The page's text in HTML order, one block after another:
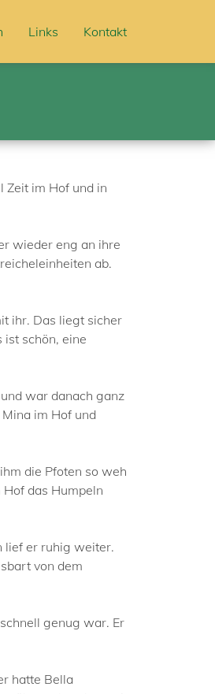
Links Kontakt
Zeit im Hof und in
wieder eng an ihre
ab.
ihr. Das liegt sicher
ist schön, eine
war danach ganz
im Hof und
die Pfoten so weh
das Humpeln
lief er ruhig weiter.
von dem
genug war. Er
hatte Bella